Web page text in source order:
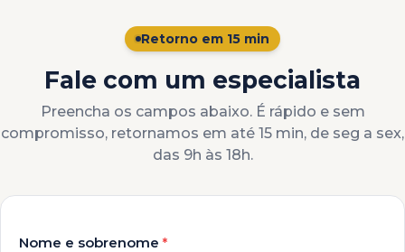
Retorno em 15 min
Fale com um especialista
Preencha os campos abaixo. É rápido e sem
compromisso, retornamos em até 15 min, de seg a sex,
das 9h às 18h.
Nome e sobrenome *